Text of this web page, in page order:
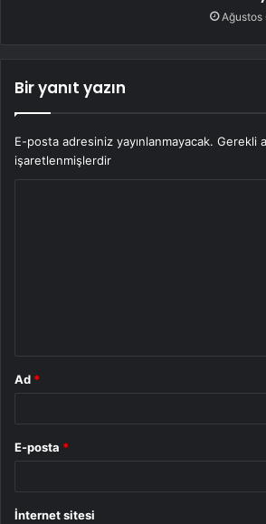
Ağustos
Bir yanıt yazın
E-posta adresiniz yayınlanmayacak. Gerekli
işaretlenmişlerdir
Ad *
E-posta *
İnternet sitesi